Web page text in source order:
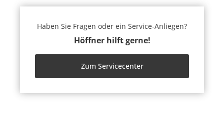
Haben Sie Fragen oder ein Service-Anliegen?
Höffner hilft gerne!
Zum Servicecenter